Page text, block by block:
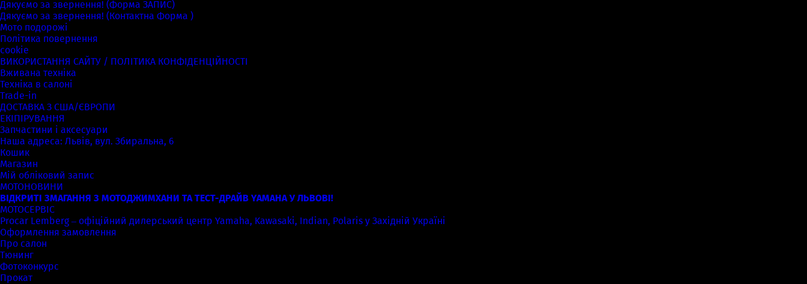
Дякуємо за звернення! (Форма ЗАПИС)
Дякуємо за звернення! (Контактна Форма )
Мото подорожі
Політика повернення
cookie
ВИКОРИСТАННЯ САЙТУ / ПОЛІТИКА КОНФІДЕНЦІЙНОСТІ
Вживана техніка
Техніка в салоні
Trade-in
ДОСТАВКА З США/ЄВРОПИ
ЕКІПІРУВАННЯ
Запчастини і аксесуари
Наша адреса: Львів, вул. Збиральна, 6
Кошик
Магазин
Мій обліковий запис
МОТОНОВИНИ
ВІДКРИТІ ЗМАГАННЯ З МОТОДЖИМХАНИ ТА ТЕСТ-ДРАЙВ YAMAHA У ЛЬВОВІ!
МОТОСЕРВІС
Procar Lemberg – офіційний дилерський центр Yamaha, Kawasaki, Indian, Polaris у Західній Україні
Оформлення замовлення
Про салон
Тюнинг
Фотоконкурс
Прокат